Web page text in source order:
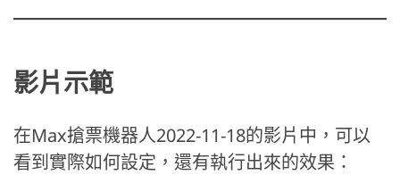
影片示範
在Max搶票機器人2022-11-18的影片中，可以
看到實際如何設定，還有執行出來的效果：